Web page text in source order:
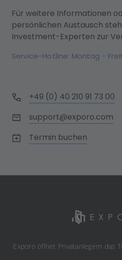
Für weitere Informationen
persönlichen Austausch
Investment-Experten zur
Service-Hotline: Montag -
+49 (0) 40 210 91 73 00
support@exporo.com
Termin buchen
Exporo öffnet Privatanlegern das